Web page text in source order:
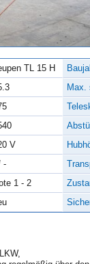
TL 15 H
Max.
V
-
1 - 2